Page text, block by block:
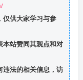
仅供大家学习与参
本站赞同其观点和对
违法的相关信息，访